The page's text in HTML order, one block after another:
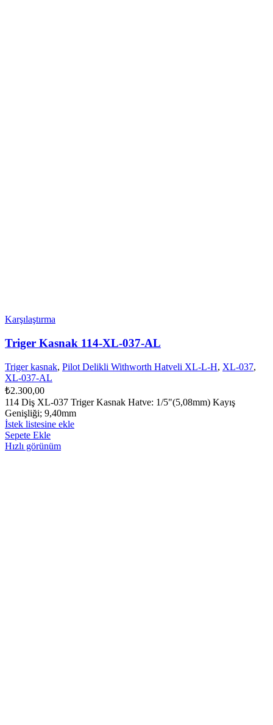
Karşılaştırma
Triger Kasnak 114-XL-037-AL
Triger kasnak, Pilot Delikli Withworth Hatveli XL-L-H, XL-037,
XL-037-AL
₺2.300,00
114 Diş XL-037 Triger Kasnak Hatve: 1/5"(5,08mm) Kayış
Genişliği; 9,40mm
İstek listesine ekle
Sepete Ekle
Hızlı görünüm